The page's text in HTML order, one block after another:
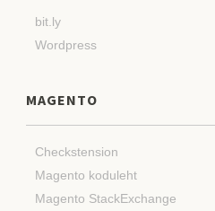
bit.ly
Wordpress
MAGENTO
Checkstension
Magento koduleht
Magento StackExchange